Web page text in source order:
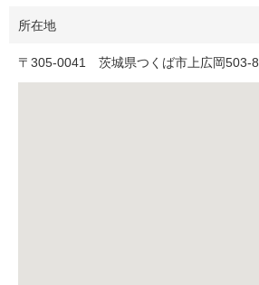
所在地
〒 305-0041 茨城県つくば市上広岡503-8